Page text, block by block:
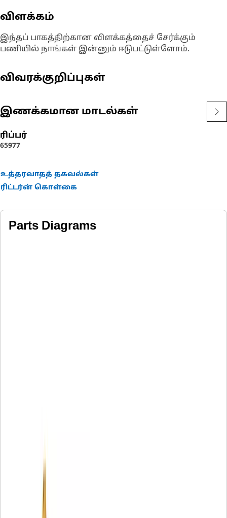
விளக்கம்
இந்தப் பாகத்திற்கான விளக்கத்தைச் சேர்க்கும்
பணியில் நாங்கள் இன்னும் ஈடுபட்டுள்ளோம்.
விவரக்குறிப்புகள்
இணக்கமான மாடல்கள்
ரிப்பர்
65977
உத்தரவாதத் தகவல்கள்
ரிட்டர்ன் கொள்கை
Parts Diagrams